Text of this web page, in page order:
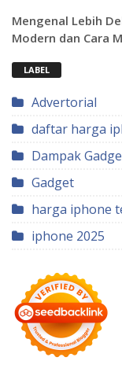
Mengenal Lebih
Modern dan Cara
LABEL
Advertorial
daftar harga
Dampak
Gadget
harga iphone
iphone 2025